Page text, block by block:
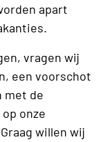
apart
vragen wij
een voorschot
met de
onze
willen wij